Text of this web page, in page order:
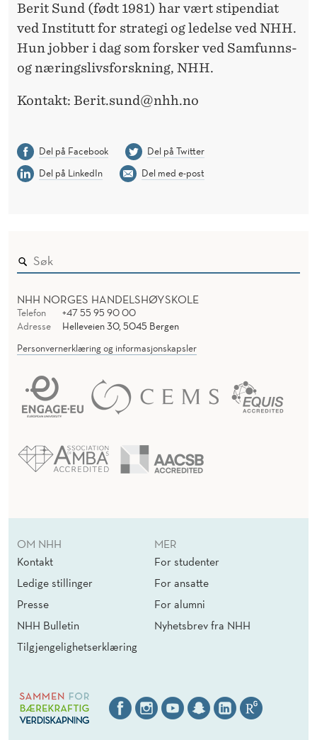
Berit Sund (født 1981) har vært stipendiat
ved Institutt for strategi og ledelse ved NHH.
Hun jobber i dag som forsker ved Samfunns-
og næringslivsforskning, NHH.
Kontakt: Berit.sund@nhh.no
Del på Facebook
Del på Twitter
Del på LinkedIn
Del med e-post
NHH NORGES HANDELSHØYSKOLE
Telefon
+47 55 95 90 00
Adresse
Helleveien 30, 5045 Bergen
Personvernerklæring og informasjonskapsler
OM NHH
Kontakt
Ledige stillinger
Presse
NHH Bulletin
Tilgjengelighetserklæring
MER
For studenter
For ansatte
For alumni
Nyhetsbrev fra NHH